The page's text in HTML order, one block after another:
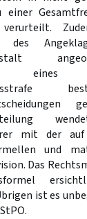
einer
verurteilt.
des
mit der
und
Das
ist es